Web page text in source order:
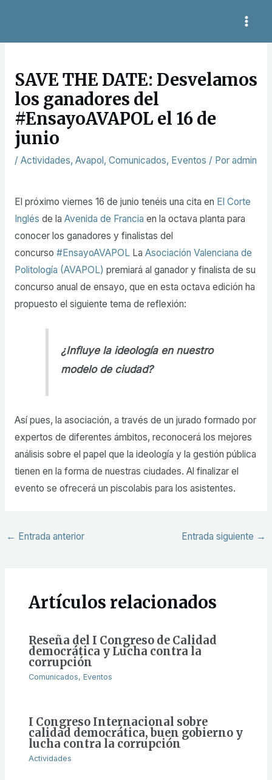
contenido
SAVE THE DATE: Desvelamos
los ganadores del
#EnsayoAVAPOL el 16 de
junio
/ Actividades, Avapol, Comunicados, Eventos / Por admin
El próximo viernes 16 de junio tenéis una cita en El Corte
Inglés de la Avenida de Francia en la octava planta para
conocer los ganadores y finalistas del
concurso #EnsayoAVAPOLLa Asociación Valenciana de
Politología (AVAPOL) premiará al ganador y finalista de su
concurso anual de ensayo, que en esta octava edición ha
propuesto el siguiente tema de reflexión:
¿Influye la ideología en nuestro
modelo de ciudad?
Así pues, la asociación, a través de un jurado formado por
expertos de diferentes ámbitos, reconocerá los mejores
análisis sobre el papel que la ideología y la gestión pública
tienen en la forma de nuestras ciudades. Al finalizar el
evento se ofrecerá un piscolabis para los asistentes.
de
← Entrada anterior Entrada siguiente →
Artículos relacionados
Reseña del I Congreso de Calidad
democrática y Lucha contra la
corrupción
Comunicados,Eventos
I Congreso Internacional sobre
calidad democrática, buen gobierno y
lucha contra la corrupción
Actividades